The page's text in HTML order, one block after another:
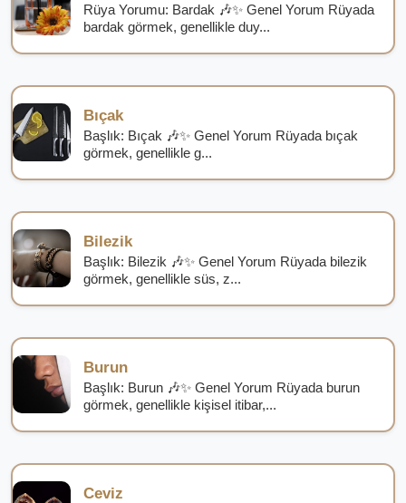
Rüya Yorumu: Bardak 🎶✨ Genel Yorum Rüyada
bardak görmek, genellikle duy...
Bıçak
Başlık: Bıçak 🎶✨ Genel Yorum Rüyada bıçak
görmek, genellikle g...
Bilezik
Başlık: Bilezik 🎶✨ Genel Yorum Rüyada bilezik
görmek, genellikle süs, z...
Burun
Başlık: Burun 🎶✨ Genel Yorum Rüyada burun
görmek, genellikle kişisel itibar,...
Ceviz